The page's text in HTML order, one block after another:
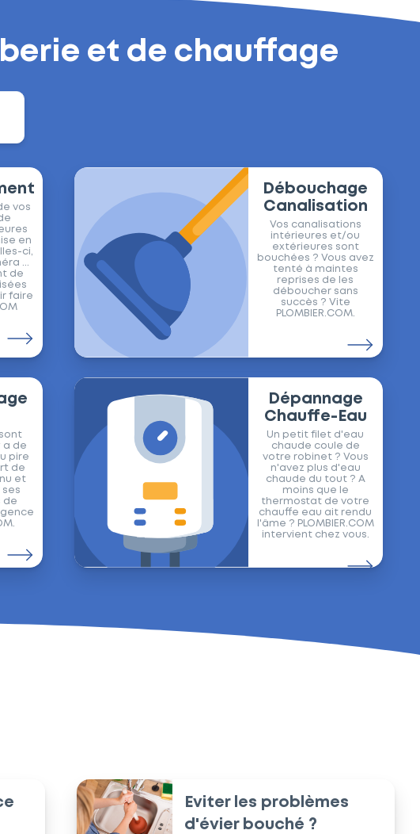
et de chauffage
vos
en
ci,
...
de
faire
Débouchage
Canalisation
Vos canalisations
intérieures et/ou
extérieures sont
bouchées ? Vous avez
tenté à maintes
reprises de les
déboucher sans
succès ? Vite
PLOMBIER.COM.
a de
pire
de
et
ses
de
Dépannage
Chauffe-Eau
Un petit filet d'eau
chaude coule de
votre robinet ? Vous
n'avez plus d'eau
chaude du tout ? A
moins que le
thermostat de votre
chauffe eau ait rendu
l'âme ? PLOMBIER.COM
intervient chez vous.
Eviter les problèmes
d'évier bouché ?